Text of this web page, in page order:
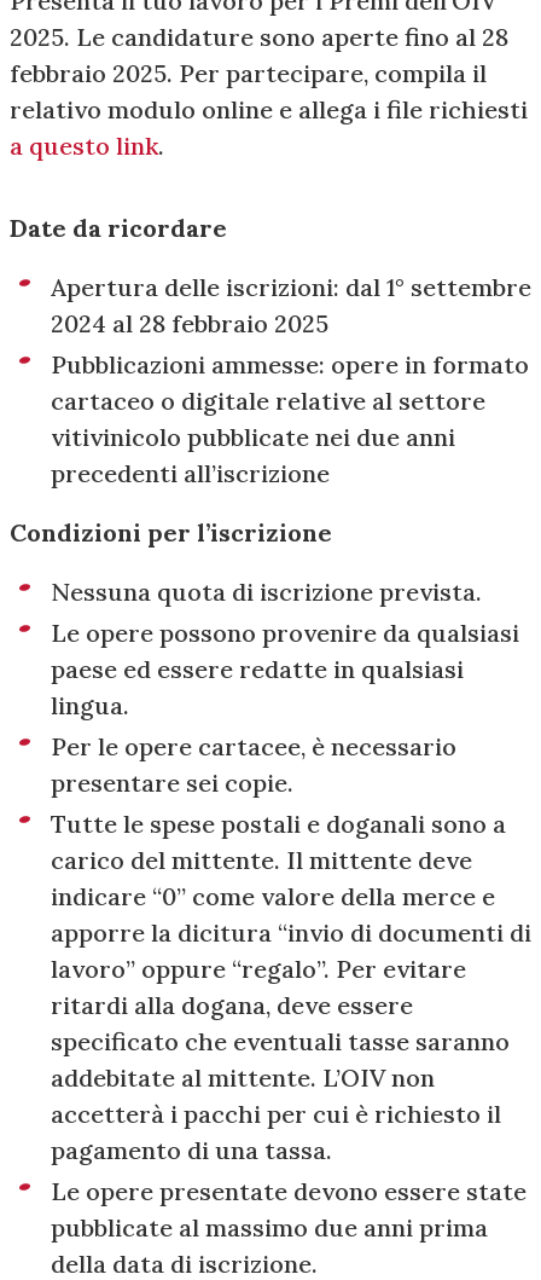
2025. Le candidature sono aperte fino al 28
febbraio 2025. Per partecipare, compila il
relativo modulo online e allega i file richiesti
a questo link.
Date da ricordare
Apertura delle iscrizioni: dal 1° settembre
2024 al 28 febbraio 2025
Pubblicazioni ammesse: opere in formato
cartaceo o digitale relative al settore
vitivinicolo pubblicate nei due anni
precedenti all’iscrizione
Condizioni per l’iscrizione
Nessuna quota di iscrizione prevista.
Le opere possono provenire da qualsiasi
paese ed essere redatte in qualsiasi
lingua.
Per le opere cartacee, è necessario
presentare sei copie.
Tutte le spese postali e doganali sono a
carico del mittente. Il mittente deve
indicare “0” come valore della merce e
apporre la dicitura “invio di documenti di
lavoro” oppure “regalo”. Per evitare
ritardi alla dogana, deve essere
specificato che eventuali tasse saranno
addebitate al mittente. L’OIV non
accetterà i pacchi per cui è richiesto il
pagamento di una tassa.
Le opere presentate devono essere state
pubblicate al massimo due anni prima
della data di iscrizione.